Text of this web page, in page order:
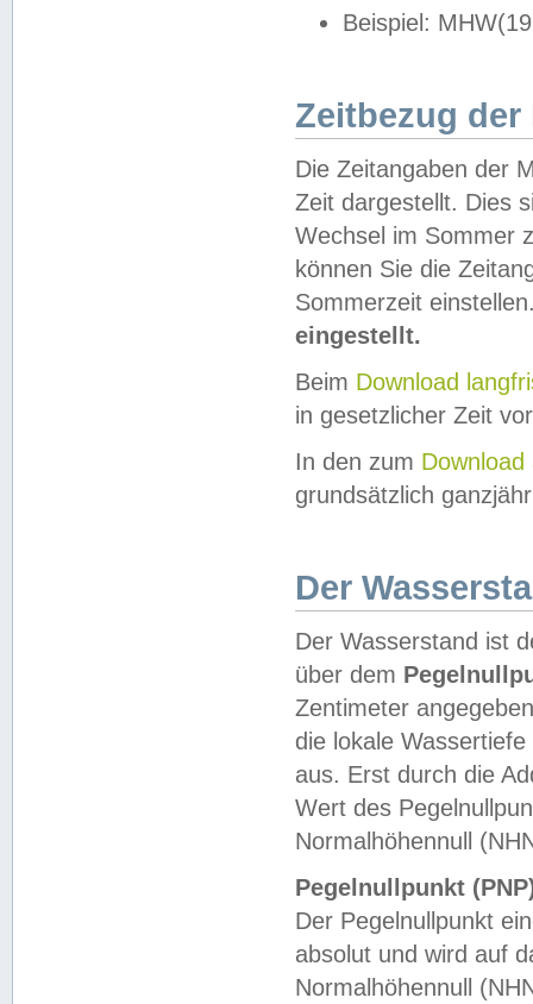
Beispiel:
Zeitbezug der
Die Zeitangaben der
Zeit dargestellt. Dies
Wechsel im Sommer
können Sie die
Sommerzeit
eingestellt.
Beim Download
in gesetzlicher Zeit
In den zum Download
grundsätzlich
Der
Der Wasserstand ist
über dem
Zentimeter
die lokale
aus. Erst durch die
Wert des
Normalhöhennull
Pegelnullpunkt
Der Pegelnullpunkt
absolut und wird auf
Normalhöhennull